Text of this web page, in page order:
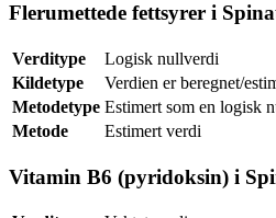
Flerumettede fettsyrer i
Verditype
Logisk nullverdi
Kildetype
Verdien er beregnet/
Metodetype Estimert som en logisk
Metode
Estimert verdi
Vitamin B6 (pyridoksin) i